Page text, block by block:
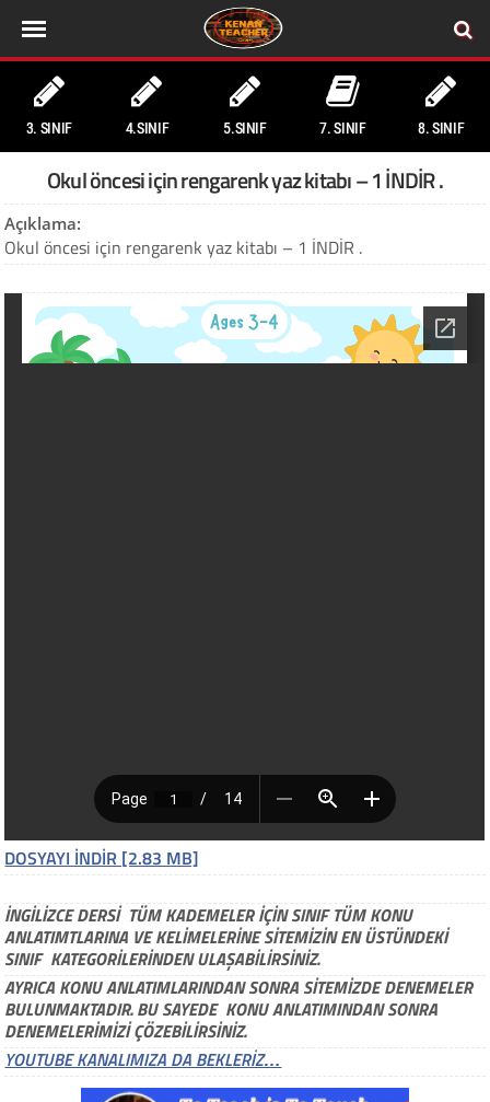
3. SINIF 4.SINIF 5.SINIF 7. SINIF 8. SINIF
Okul öncesi için rengarenk yaz kitabı – 1 İNDİR .
Açıklama:
Okul öncesi için rengarenk yaz kitabı – 1 İNDİR .
DOSYAYI İNDİR [2.83 MB]
İNGİLİZCE DERSİ TÜM KADEMELER İÇİN SINIF TÜM KONU
ANLATIMTLARINA VE KELİMELERİNE SİTEMİZİN EN ÜSTÜNDEKİ
SINIF KATEGORİLERİNDEN ULAŞABİLİRSİNİZ.
AYRICA KONU ANLATIMLARINDAN SONRA SİTEMİZDE DENEMELER
BULUNMAKTADIR. BU SAYEDE KONU ANLATIMINDAN SONRA
DENEMELERİMİZİ ÇÖZEBİLİRSİNİZ.
YOUTUBE KANALIMIZA DA BEKLERİZ…